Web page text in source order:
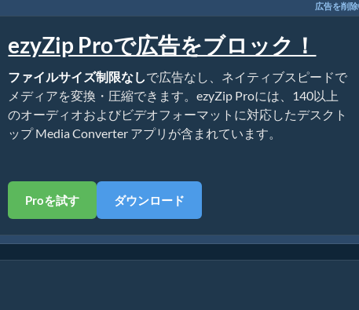
広告を削除
ezyZip Proで広告をブロック！
ファイルサイズ制限なしで広告なし、ネイティブスピードで
メディアを変換・圧縮できます。ezyZip Proには、140以上
のオーディオおよびビデオフォーマットに対応したデスクト
ップ Media Converter アプリが含まれています。
Proを試す ダウンロード